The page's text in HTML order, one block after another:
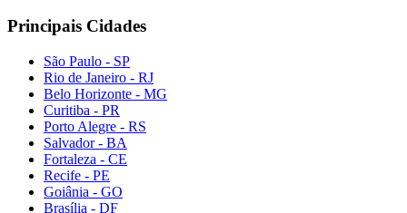
Principais Cidades
São Paulo - SP
Rio de Janeiro - RJ
Belo Horizonte - MG
Curitiba - PR
Porto Alegre - RS
Salvador - BA
Fortaleza - CE
Recife - PE
Goiânia - GO
Brasília - DF